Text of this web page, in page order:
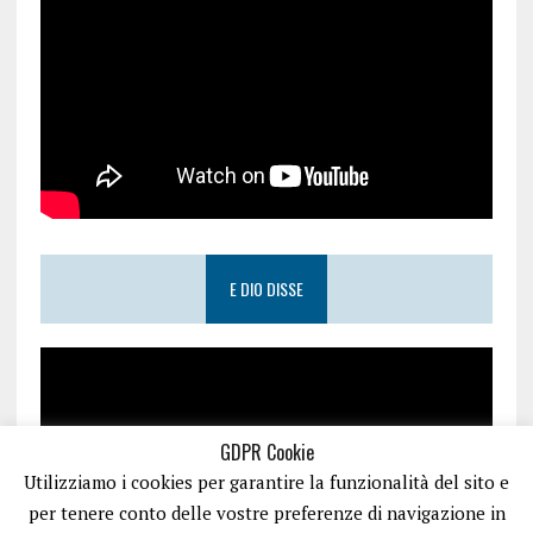
E DIO DISSE
GDPR Cookie
Utilizziamo i cookies per garantire la funzionalità del sito e
per tenere conto delle vostre preferenze di navigazione in